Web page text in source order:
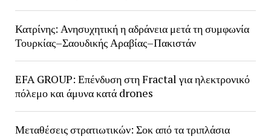
Κατρίνης: Ανησυχητική η αδράνεια μετά τη συμφωνία
Τουρκίας–Σαουδικής Αραβίας–Πακιστάν
EFA GROUP: Επένδυση στη Fractal για ηλεκτρονικό
πόλεμο και άμυνα κατά drones
Μεταθέσεις στρατιωτικών: Σοκ από τα τριπλάσια